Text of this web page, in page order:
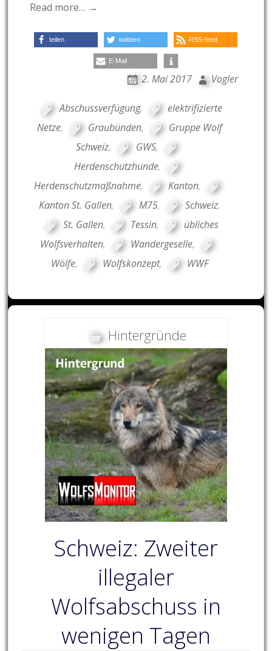
Read more… →
teilen twittern RSS-feed
E-Mail
2. Mai 2017 Vogler
Abschussverfügung,
elektrifizierte
Netze, Graubünden,
Gruppe Wolf
Schweiz, GWS,
Herdenschutzhunde,
Herdenschutzmaßnahme, Kanton,
Kanton St. Gallen, M75, Schweiz,
St. Gallen, Tessin,
übliches
Wolfsverhalten, Wandergeselle,
Wölfe, Wolfskonzept, WWF
Hintergründe
Schweiz: Zweiter
illegaler
Wolfsabschuss in
wenigen Tagen